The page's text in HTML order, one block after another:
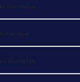
ilimitadas
mensual
ilimitadas